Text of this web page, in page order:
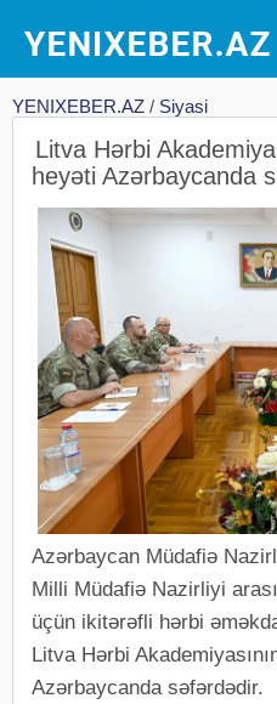
YENIXEBER.AZ / Siyasi
Litva Hərbi
heyəti Azərbaycanda
Azərbaycan Müdafiə
Milli Müdafiə Nazirliyi
üçün ikitərəfli hərbi
Litva Hərbi
Azərbaycanda səfərdədir.